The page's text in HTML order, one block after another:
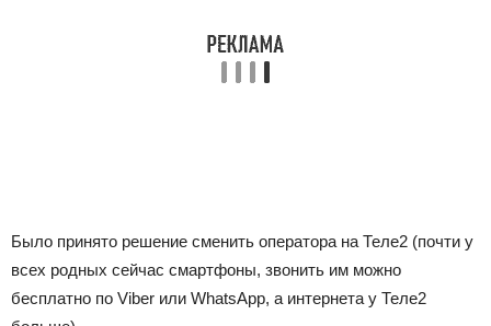
Было принято решение сменить оператора на Теле2 (почти у
всех родных сейчас смартфоны, звонить им можно
бесплатно по Viber или WhatsApp, а интернета у Теле2